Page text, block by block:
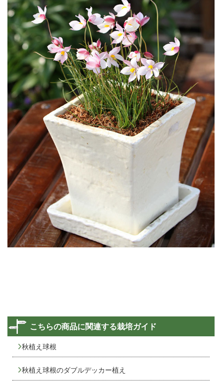
こちらの商品に関連する栽培ガイド
秋植え球根
秋植え球根のダブルデッカー植え